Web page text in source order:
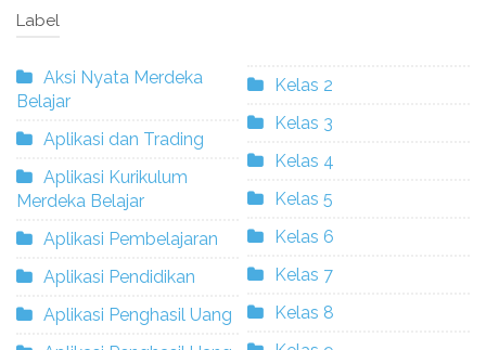
Label
Aksi Nyata Merdeka
Belajar
Aplikasi dan Trading
Aplikasi Kurikulum
Merdeka Belajar
Aplikasi Pembelajaran
Aplikasi Pendidikan
Aplikasi Penghasil Uang
Kelas 2
Kelas 3
Kelas 4
Kelas 5
Kelas 6
Kelas 7
Kelas 8